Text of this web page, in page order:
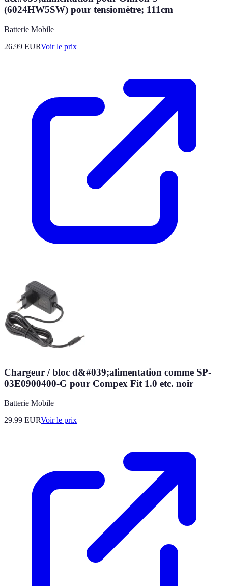
(6024HW5SW) pour tensiomètre; 111cm
Batterie Mobile
26.99 EURVoir le prix
Chargeur / bloc d&#039;alimentation comme SP-
03E0900400-G pour Compex Fit 1.0 etc. noir
Batterie Mobile
29.99 EURVoir le prix